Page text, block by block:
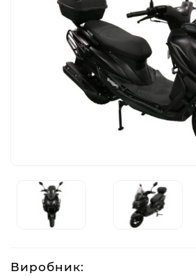
Електротранспорт
Екіпіювання
Запчастини
Виробник: